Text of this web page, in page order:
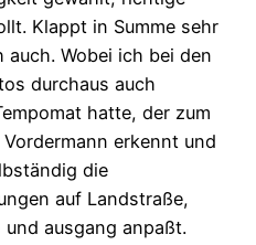
Klappt in Summe sehr
Wobei ich bei den
durchaus auch
hatte, der zum
erkennt und
die
auf Landstraße,
ausgang anpaßt.